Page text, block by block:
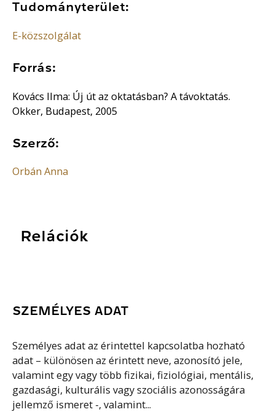
Tudományterület:
E-közszolgálat
Forrás:
Kovács Ilma: Új út az oktatásban? A távoktatás.
Okker, Budapest, 2005
Szerző:
Orbán Anna
Relációk
SZEMÉLYES ADAT
Személyes adat az érintettel kapcsolatba hozható
adat – különösen az érintett neve, azonosító jele,
valamint egy vagy több fizikai, fiziológiai, mentális,
gazdasági, kulturális vagy szociális azonosságára
jellemző ismeret -, valamint...